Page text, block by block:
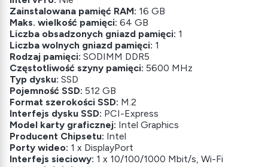
Zainstalowana pamięć RAM: 16 GB
Maks. wielkość pamięci: 64 GB
Liczba obsadzonych gniazd pamięci: 1
Liczba wolnych gniazd pamięci: 1
Rodzaj pamięci: SODIMM DDR5
Częstotliwość szyny pamięci: 5600 MHz
Typ dysku: SSD
Pojemność SSD: 512 GB
Format szerokości SSD: M.2
Interfejs dysku SSD: PCI-Express
Model karty graficznej: Intel Graphics
Producent Chipsetu: Intel
Porty wideo: 1 x DisplayPort
Interfejs sieciowy: 1 x 10/100/1000 Mbit/s, Wi-Fi